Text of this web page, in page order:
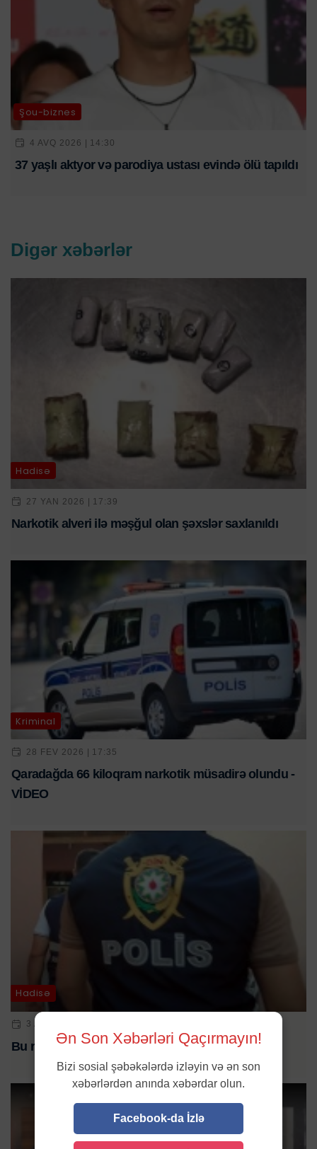
Şou-biznes
4 AVQ 2026 | 14:30
37 yaşlı aktyor və parodiya ustası evində ölü tapıldı
Digər xəbərlər
Hadisə
27 YAN 2026 | 17:39
Narkotik alveri ilə məşğul olan şəxslər saxlanıldı
Kriminal
28 FEV 2026 | 17:35
Qaradağda 66 kiloqram narkotik müsadirə olundu -
VİDEO
Hadisə
3 APR 2025 | 12:10
Bu rayonda əməliyyat keçirildi - Saxlanılanlar var
Ən Son Xəbərləri Qaçırmayın!
Bizi sosial şəbəkələrdə izləyin və ən son
xəbərlərdən anında xəbərdar olun.
Facebook-da İzlə